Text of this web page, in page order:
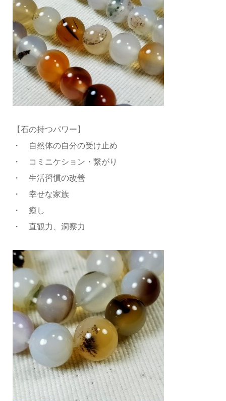
【石の持つパワー】
・ 自然体の自分の受け止め
・ コミニケション・繋がり
・ 生活習慣の改善
・ 幸せな家族
・ 癒し
・ 直観力、洞察力